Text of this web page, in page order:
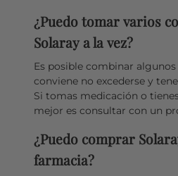
¿Puedo tomar varios
Solaray a la vez?
Es posible combinar
conviene no excederse y
Si tomas medicación o
mejor es consultar con un
¿Puedo comprar
farmacia?